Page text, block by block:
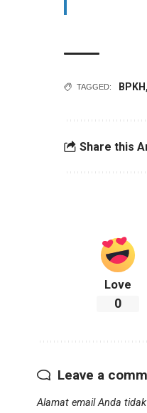
TAGGED: BPKH ,
Share this
Love
0
Leave a
Alamat email Anda